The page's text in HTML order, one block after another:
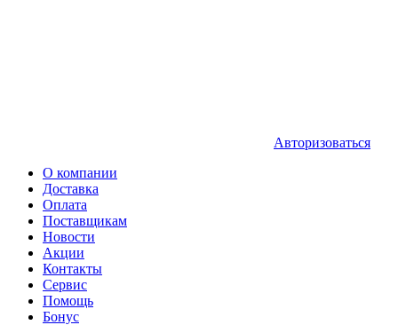
Авторизоваться
О компании
Доставка
Оплата
Поставщикам
Новости
Акции
Контакты
Сервис
Помощь
Бонус